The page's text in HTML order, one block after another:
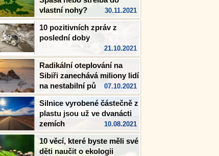
vlastní nohy?
30.11.2021
10 pozitivních zpráv z
poslední doby
21.10.2021
Radikální oteplování na
Sibiři zanechává miliony lidí
na nestabilní půdě07.10.2021
Silnice vyrobené částečně z
plastu jsou už ve dvanácti
zemích
10.08.2021
10 věcí, které byste měli své
děti naučit o ekologii